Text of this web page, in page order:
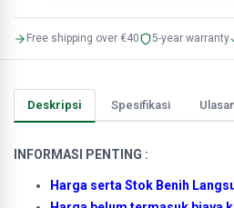
Free shipping over €40 5-year warranty
Deskripsi Spesifikasi
INFORMASI PENTING :
Harga serta Stok Benih